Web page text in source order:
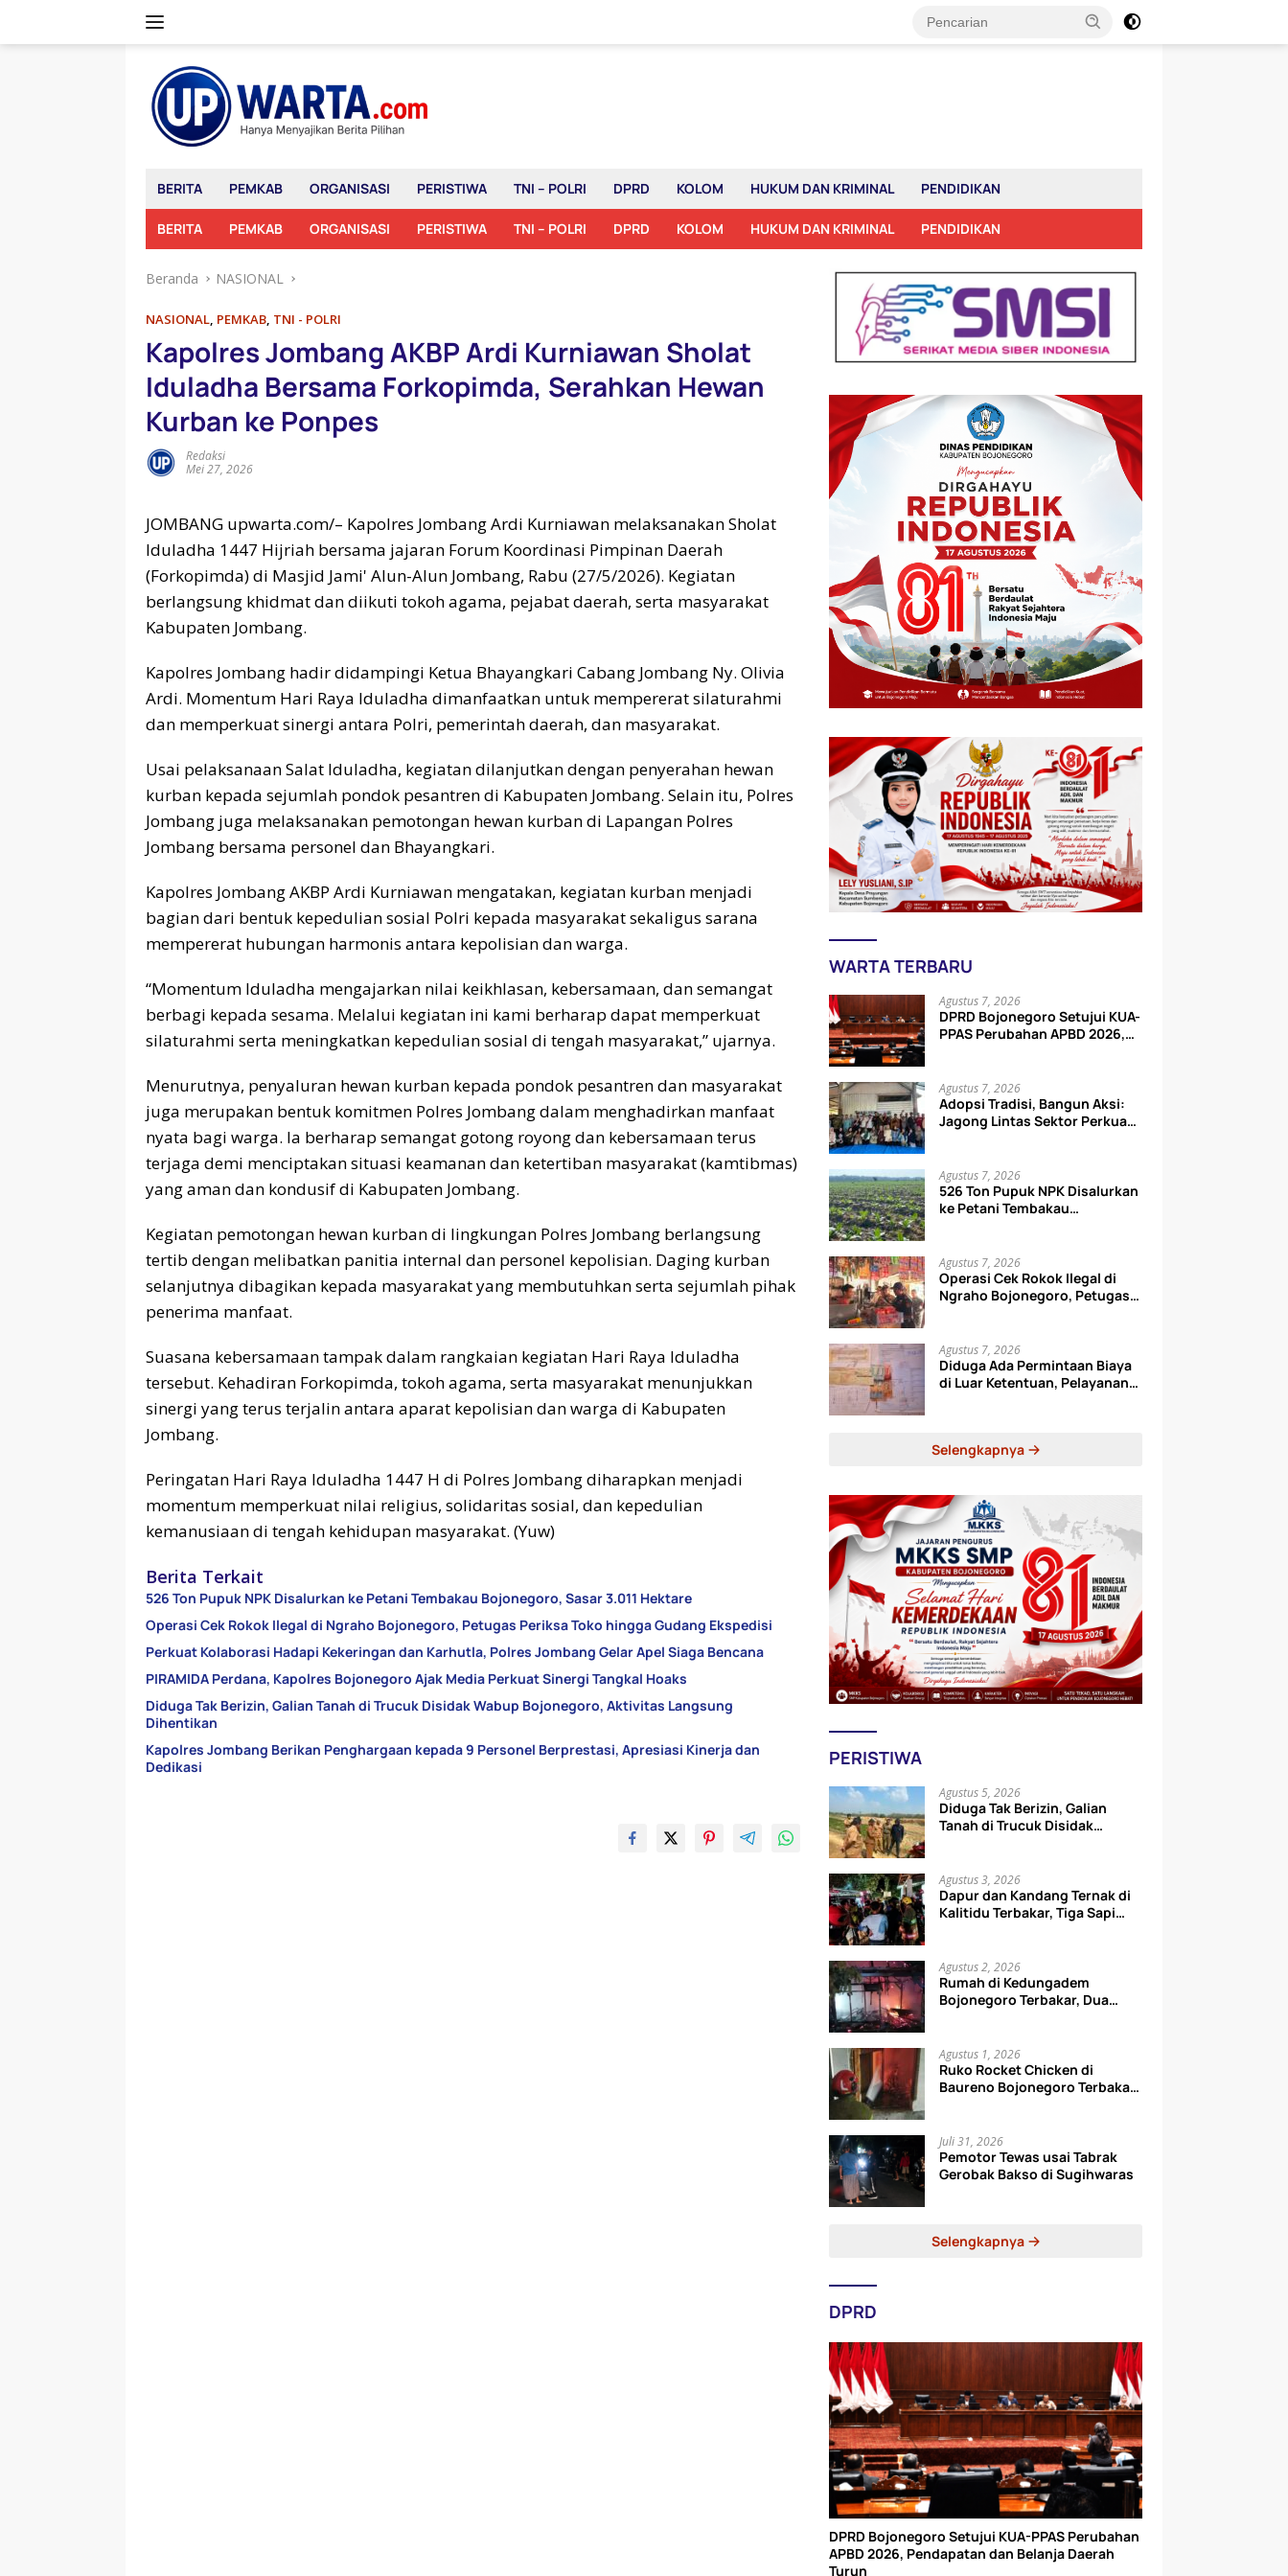
BERITA PEMKAB ORGANISASI PERISTIWA TNI – POLRI DPRD KOLOM HUKUM DAN KRIMINAL PENDIDIKAN
BERITA PEMKAB ORGANISASI PERISTIWA TNI – POLRI DPRD KOLOM HUKUM DAN KRIMINAL PENDIDIKAN
Beranda NASIONAL
NASIONAL, PEMKAB, TNI - POLRI
Kapolres Jombang AKBP Ardi Kurniawan Sholat
Iduladha Bersama Forkopimda, Serahkan Hewan
Kurban ke Ponpes
Redaksi
Mei 27, 2026
JOMBANG upwarta.com/– Kapolres Jombang Ardi Kurniawan melaksanakan Sholat
Iduladha 1447 Hijriah bersama jajaran Forum Koordinasi Pimpinan Daerah
(Forkopimda) di Masjid Jami' Alun-Alun Jombang, Rabu (27/5/2026). Kegiatan
berlangsung khidmat dan diikuti tokoh agama, pejabat daerah, serta masyarakat
Kabupaten Jombang.
Kapolres Jombang hadir didampingi Ketua Bhayangkari Cabang Jombang Ny. Olivia
Ardi. Momentum Hari Raya Iduladha dimanfaatkan untuk mempererat silaturahmi
dan memperkuat sinergi antara Polri, pemerintah daerah, dan masyarakat.
Usai pelaksanaan Salat Iduladha, kegiatan dilanjutkan dengan penyerahan hewan
kurban kepada sejumlah pondok pesantren di Kabupaten Jombang. Selain itu, Polres
Jombang juga melaksanakan pemotongan hewan kurban di Lapangan Polres
Jombang bersama personel dan Bhayangkari.
Kapolres Jombang AKBP Ardi Kurniawan mengatakan, kegiatan kurban menjadi
bagian dari bentuk kepedulian sosial Polri kepada masyarakat sekaligus sarana
mempererat hubungan harmonis antara kepolisian dan warga.
“Momentum Iduladha mengajarkan nilai keikhlasan, kebersamaan, dan semangat
berbagi kepada sesama. Melalui kegiatan ini kami berharap dapat memperkuat
silaturahmi serta meningkatkan kepedulian sosial di tengah masyarakat,” ujarnya.
Menurutnya, penyaluran hewan kurban kepada pondok pesantren dan masyarakat
juga merupakan bentuk komitmen Polres Jombang dalam menghadirkan manfaat
nyata bagi warga. Ia berharap semangat gotong royong dan kebersamaan terus
terjaga demi menciptakan situasi keamanan dan ketertiban masyarakat (kamtibmas)
yang aman dan kondusif di Kabupaten Jombang.
Kegiatan pemotongan hewan kurban di lingkungan Polres Jombang berlangsung
tertib dengan melibatkan panitia internal dan personel kepolisian. Daging kurban
selanjutnya dibagikan kepada masyarakat yang membutuhkan serta sejumlah pihak
penerima manfaat.
Suasana kebersamaan tampak dalam rangkaian kegiatan Hari Raya Iduladha
tersebut. Kehadiran Forkopimda, tokoh agama, serta masyarakat menunjukkan
sinergi yang terus terjalin antara aparat kepolisian dan warga di Kabupaten
Jombang.
Peringatan Hari Raya Iduladha 1447 H di Polres Jombang diharapkan menjadi
momentum memperkuat nilai religius, solidaritas sosial, dan kepedulian
kemanusiaan di tengah kehidupan masyarakat. (Yuw)
Berita Terkait
526 Ton Pupuk NPK Disalurkan ke Petani Tembakau Bojonegoro, Sasar 3.011 Hektare
Operasi Cek Rokok Ilegal di Ngraho Bojonegoro, Petugas Periksa Toko hingga Gudang Ekspedisi
Perkuat Kolaborasi Hadapi Kekeringan dan Karhutla, Polres Jombang Gelar Apel Siaga Bencana
PIRAMIDA Perdana, Kapolres Bojonegoro Ajak Media Perkuat Sinergi Tangkal Hoaks
Diduga Tak Berizin, Galian Tanah di Trucuk Disidak Wabup Bojonegoro, Aktivitas Langsung
Dihentikan
Kapolres Jombang Berikan Penghargaan kepada 9 Personel Berprestasi, Apresiasi Kinerja dan
Dedikasi
WARTA TERBARU
Agustus 7, 2026
DPRD Bojonegoro Setujui KUA-
PPAS Perubahan APBD 2026,
Agustus 7, 2026
Adopsi Tradisi, Bangun Aksi:
Jagong Lintas Sektor Perkuat
Agustus 7, 2026
526 Ton Pupuk NPK Disalurkan
ke Petani Tembakau
Agustus 7, 2026
Operasi Cek Rokok Ilegal di
Ngraho Bojonegoro, Petugas
Agustus 7, 2026
Diduga Ada Permintaan Biaya
di Luar Ketentuan, Pelayanan
Selengkapnya
PERISTIWA
Agustus 5, 2026
Diduga Tak Berizin, Galian
Tanah di Trucuk Disidak
Agustus 3, 2026
Dapur dan Kandang Ternak di
Kalitidu Terbakar, Tiga Sapi
Agustus 2, 2026
Rumah di Kedungadem
Bojonegoro Terbakar, Dua
Agustus 1, 2026
Ruko Rocket Chicken di
Baureno Bojonegoro Terbakar,
Juli 31, 2026
Pemotor Tewas usai Tabrak
Gerobak Bakso di Sugihwaras
Selengkapnya
DPRD
DPRD Bojonegoro Setujui KUA-PPAS Perubahan
APBD 2026, Pendapatan dan Belanja Daerah
Turun